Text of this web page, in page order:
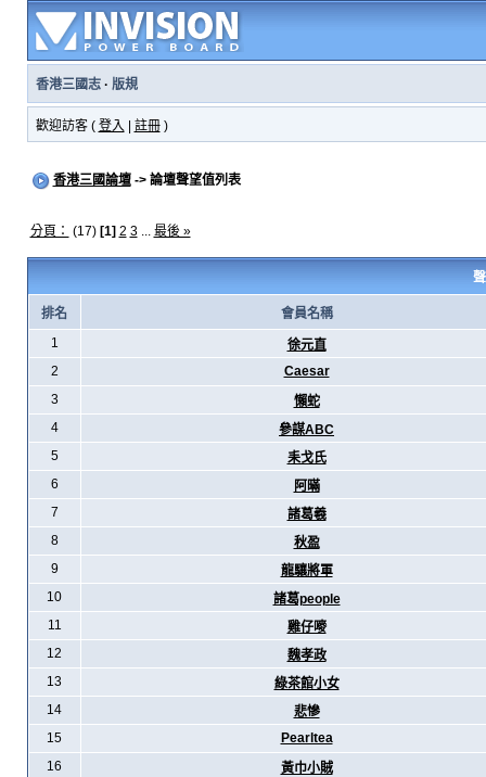
香港三國志· 版規
歡迎訪客 ( 登入 註冊)
香港三國論壇-> 論壇聲望值列表
分頁： (17) [1] 2 3... 最後 »
排名
會員名稱
1
徐元直
2
Caesar
3
懶蛇
4
參謀ABC
5
耒戈氏
6
阿暪
7
諸葛羲
8
秋盈
9
龍驤將軍
10
諸葛people
11
雞仔嘜
12
魏孝政
13
綠茶館小女
14
悲慘
15
Pearltea
16
黃巾小賊